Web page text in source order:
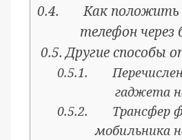
Как положить
телефон
Другие способы
гаджета
Трансфер
мобильника